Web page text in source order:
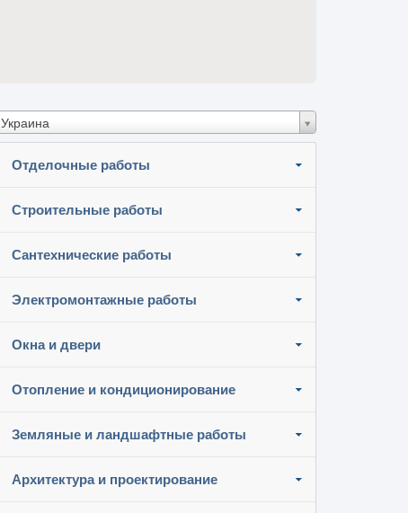
Украина
Отделочные работы
Строительные работы
Сантехнические работы
Электромонтажные работы
Окна и двери
Отопление и кондиционирование
Земляные и ландшафтные работы
Архитектура и проектирование